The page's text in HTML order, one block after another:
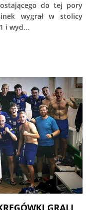
do tej pory
wygrał w stolicy
i wyd...
GRALI